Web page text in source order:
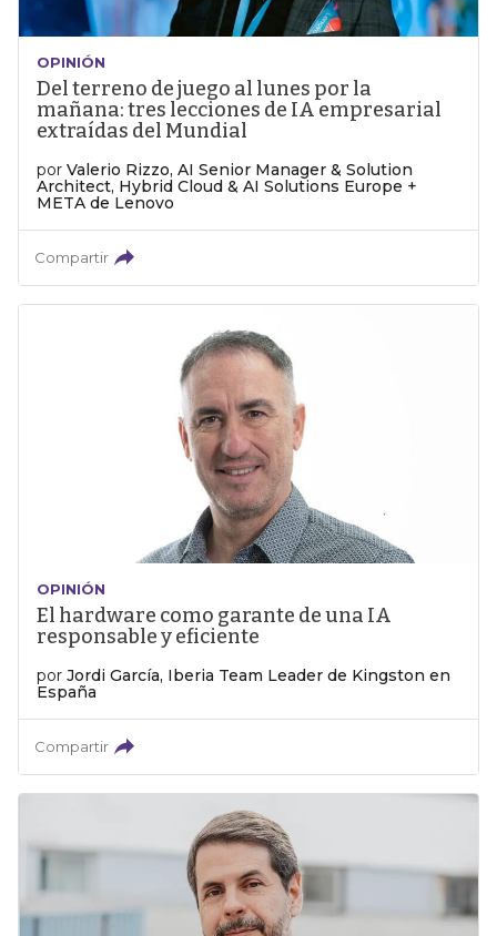
OPINIÓN
Del terreno de juego al lunes por la
mañana: tres lecciones de IA empresarial
extraídas del Mundial
por Valerio Rizzo, AI Senior Manager & Solution
Architect, Hybrid Cloud & AI Solutions Europe +
META de Lenovo
Compartir
OPINIÓN
El hardware como garante de una IA
responsable y eficiente
por Jordi García, Iberia Team Leader de Kingston en
España
Compartir